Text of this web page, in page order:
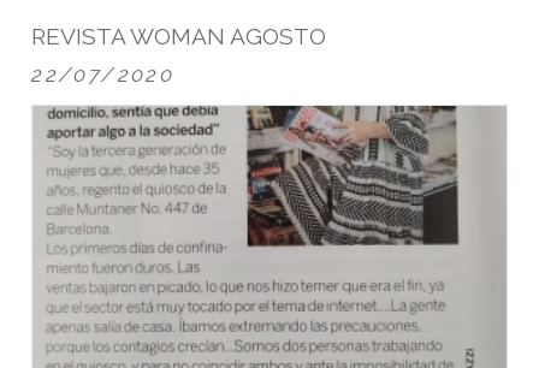
22/07/2020
REVISTA WOMAN AGOSTO